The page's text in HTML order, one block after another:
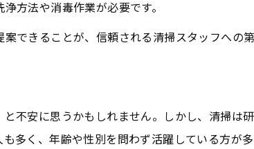
役立つ清掃道具の選び方と使い方
と実践で身につける清掃のやり方
のやり方を清掃業で活かすポイント
清掃手順を覚えるためのコツ
方法や消毒作業が必要です。
できることが、信頼される清掃スタッフへの第
不安に思うかもしれません。しかし、清掃は
多く、年齢や性別を問わず活躍している方が多